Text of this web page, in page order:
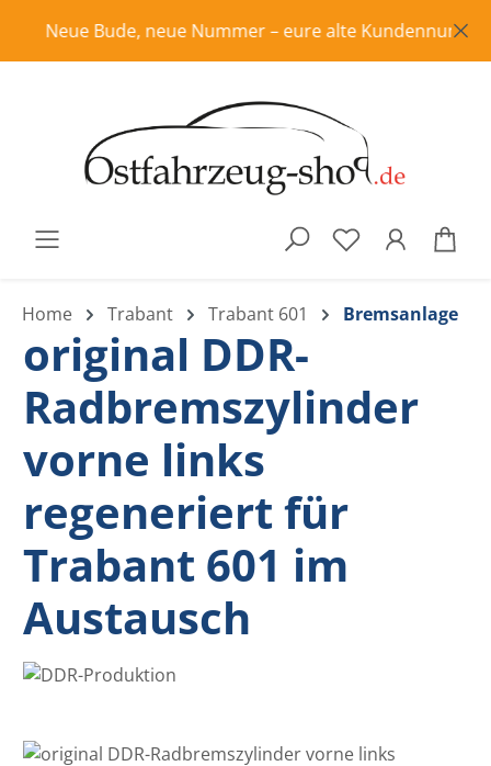
Zum Hauptinhalt springen
Neue Bude, neue Nummer – eure alte
Home Trabant Trabant 601 Bremsanlage
original DDR-
Radbremszylinder
vorne links
regeneriert für
Trabant 601 im
Austausch
Bildergalerie überspringen